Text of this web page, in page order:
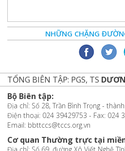
NHỮNG CHẶNG
TỔNG BIÊN TẬP: PGS, TS
Bộ Biên tập:
Địa chỉ: Số 28, Trần Bình Trọng -
Điện thoại: 024 39429753 - Fax: 024
Email: bbttccs@tccs.org.vn
Cơ quan Thường trực tại
Địa chỉ: Số 69, đường Xô Viết Nghệ